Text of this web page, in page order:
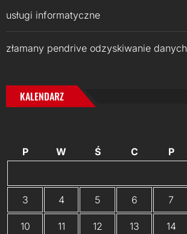
usługi informatyczne
złamany pendrive odzyskiwanie danych
KALENDARZ
P W Ś C P
3 4 5 6 7
10 11 12 13 14